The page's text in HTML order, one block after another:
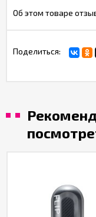
Об этом товаре
Поделиться: